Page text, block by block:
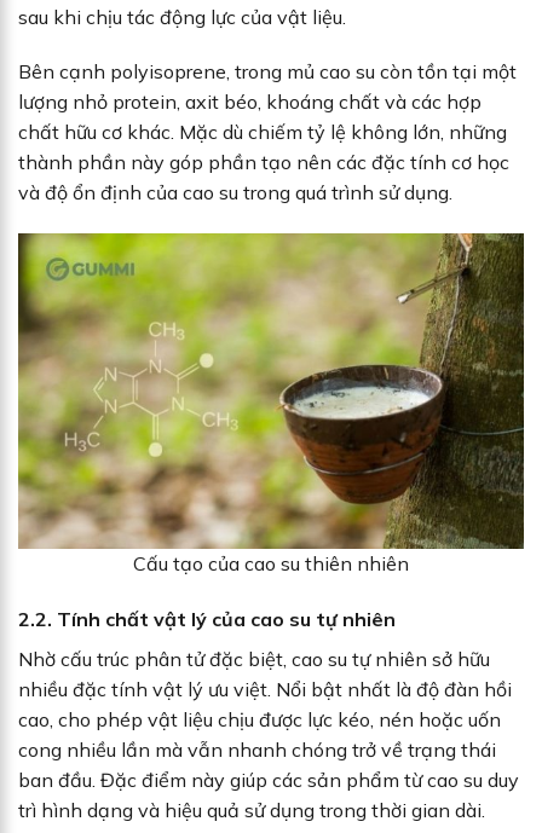
sau khi chịu tác động lực của vật liệu.
Bên cạnh polyisoprene, trong mủ cao su còn tồn tại một
lượng nhỏ protein, axit béo, khoáng chất và các hợp
chất hữu cơ khác. Mặc dù chiếm tỷ lệ không lớn, những
thành phần này góp phần tạo nên các đặc tính cơ học
và độ ổn định của cao su trong quá trình sử dụng.
Cấu tạo của cao su thiên nhiên
2.2. Tính chất vật lý của cao su tự nhiên
Nhờ cấu trúc phân tử đặc biệt, cao su tự nhiên sở hữu
nhiều đặc tính vật lý ưu việt. Nổi bật nhất là độ đàn hồi
cao, cho phép vật liệu chịu được lực kéo, nén hoặc uốn
cong nhiều lần mà vẫn nhanh chóng trở về trạng thái
ban đầu. Đặc điểm này giúp các sản phẩm từ cao su duy
trì hình dạng và hiệu quả sử dụng trong thời gian dài.